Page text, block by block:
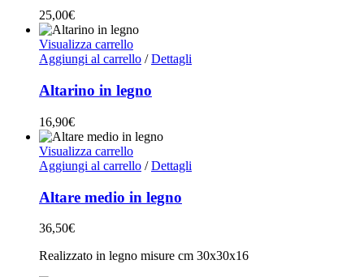
25,00€
Visualizza carrello
Aggiungi al carrello / Dettagli
Altarino in legno
16,90€
Visualizza carrello
Aggiungi al carrello / Dettagli
Altare medio in legno
36,50€
Realizzato in legno misure cm 30x30x16